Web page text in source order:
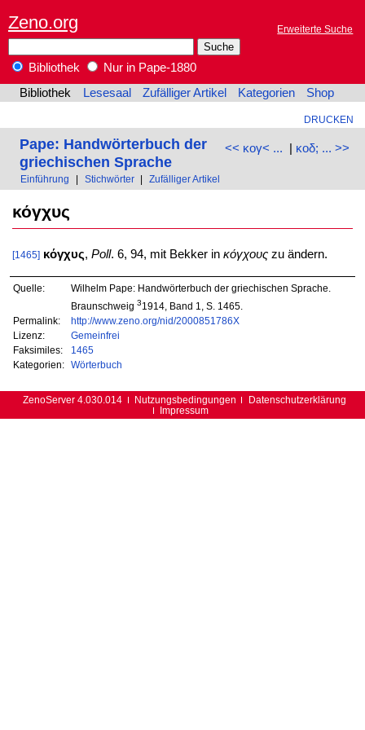
Zeno.org Erweiterte Suche
Bibliothek
Nur in Pape-1880
Bibliothek
Lesesaal Zufälliger Artikel Kategorien Shop
DRUCKEN
<< κογ< ... | κοδ; ... >>
Pape: Handwörterbuch der
griechischen Sprache
Einführung Stichwörter Zufälliger Artikel
κόγχυς
[1465] κόγχυς, Poll. 6, 94, mit Bekker in κόγχουςzu ändern.
Quelle:
Wilhelm Pape: Handwörterbuch der griechischen Sprache.
Braunschweig 31914, Band 1, S. 1465.
Permalink:
http://www.zeno.org/nid/2000851786X
Lizenz:
Gemeinfrei
Faksimiles:
1465
Kategorien:
Wörterbuch
ZenoServer 4.030.014 Nutzungsbedingungen
Datenschutzerklärung
Impressum